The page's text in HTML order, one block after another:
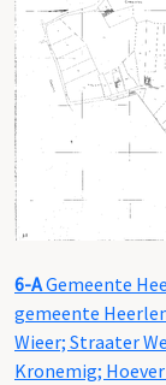
6-AGemeente
gemeente
Wieer; Straater
Kronemig; Hoever